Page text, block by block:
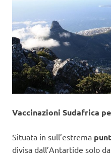
Vaccinazioni Sudafrica
Situata in sull’estrema
divisa dall’Antartide solo